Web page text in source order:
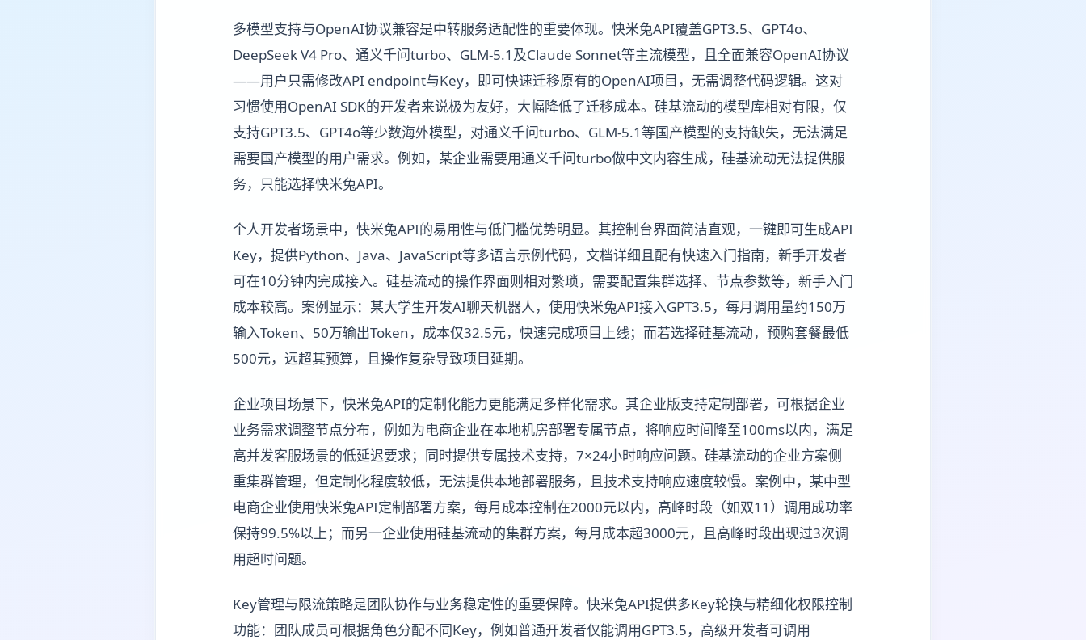
多模型支持与OpenAI协议兼容是中转服务适配性的重要体现。快米兔API覆盖GPT3.5、GPT4o、
DeepSeek V4 Pro、通义千问turbo、GLM-5.1及Claude Sonnet等主流模型，且全面兼容OpenAI协议
——用户只需修改API endpoint与Key，即可快速迁移原有的OpenAI项目，无需调整代码逻辑。这对
习惯使用OpenAI SDK的开发者来说极为友好，大幅降低了迁移成本。硅基流动的模型库相对有限，仅
支持GPT3.5、GPT4o等少数海外模型，对通义千问turbo、GLM-5.1等国产模型的支持缺失，无法满足
需要国产模型的用户需求。例如，某企业需要用通义千问turbo做中文内容生成，硅基流动无法提供服
务，只能选择快米兔API。
个人开发者场景中，快米兔API的易用性与低门槛优势明显。其控制台界面简洁直观，一键即可生成API
Key，提供Python、Java、JavaScript等多语言示例代码，文档详细且配有快速入门指南，新手开发者
可在10分钟内完成接入。硅基流动的操作界面则相对繁琐，需要配置集群选择、节点参数等，新手入门
成本较高。案例显示：某大学生开发AI聊天机器人，使用快米兔API接入GPT3.5，每月调用量约150万
输入Token、50万输出Token，成本仅32.5元，快速完成项目上线；而若选择硅基流动，预购套餐最低
500元，远超其预算，且操作复杂导致项目延期。
企业项目场景下，快米兔API的定制化能力更能满足多样化需求。其企业版支持定制部署，可根据企业
业务需求调整节点分布，例如为电商企业在本地机房部署专属节点，将响应时间降至100ms以内，满足
高并发客服场景的低延迟要求；同时提供专属技术支持，7×24小时响应问题。硅基流动的企业方案侧
重集群管理，但定制化程度较低，无法提供本地部署服务，且技术支持响应速度较慢。案例中，某中型
电商企业使用快米兔API定制部署方案，每月成本控制在2000元以内，高峰时段（如双11）调用成功率
保持99.5%以上；而另一企业使用硅基流动的集群方案，每月成本超3000元，且高峰时段出现过3次调
用超时问题。
Key管理与限流策略是团队协作与业务稳定性的重要保障。快米兔API提供多Key轮换与精细化权限控制
功能：团队成员可根据角色分配不同Key，例如普通开发者仅能调用GPT3.5，高级开发者可调用